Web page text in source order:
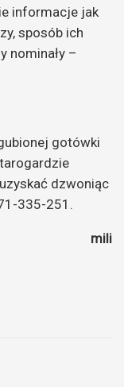
informacje jak
sposób ich
nominały –
gotówki
dzwoniąc
335-251.
mili